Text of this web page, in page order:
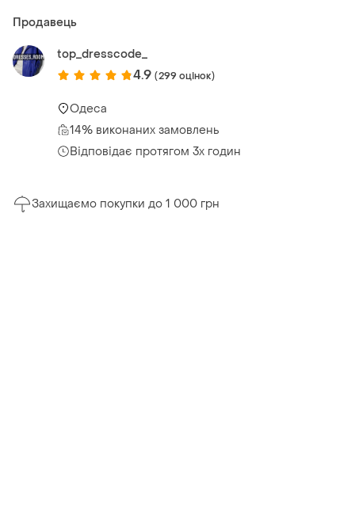
Продавець
top_dresscode_
4.9 (299 оцінок)
Одеса
14% виконаних замовлень
Відповідає протягом 3х годин
Захищаємо покупки до 1 000 грн